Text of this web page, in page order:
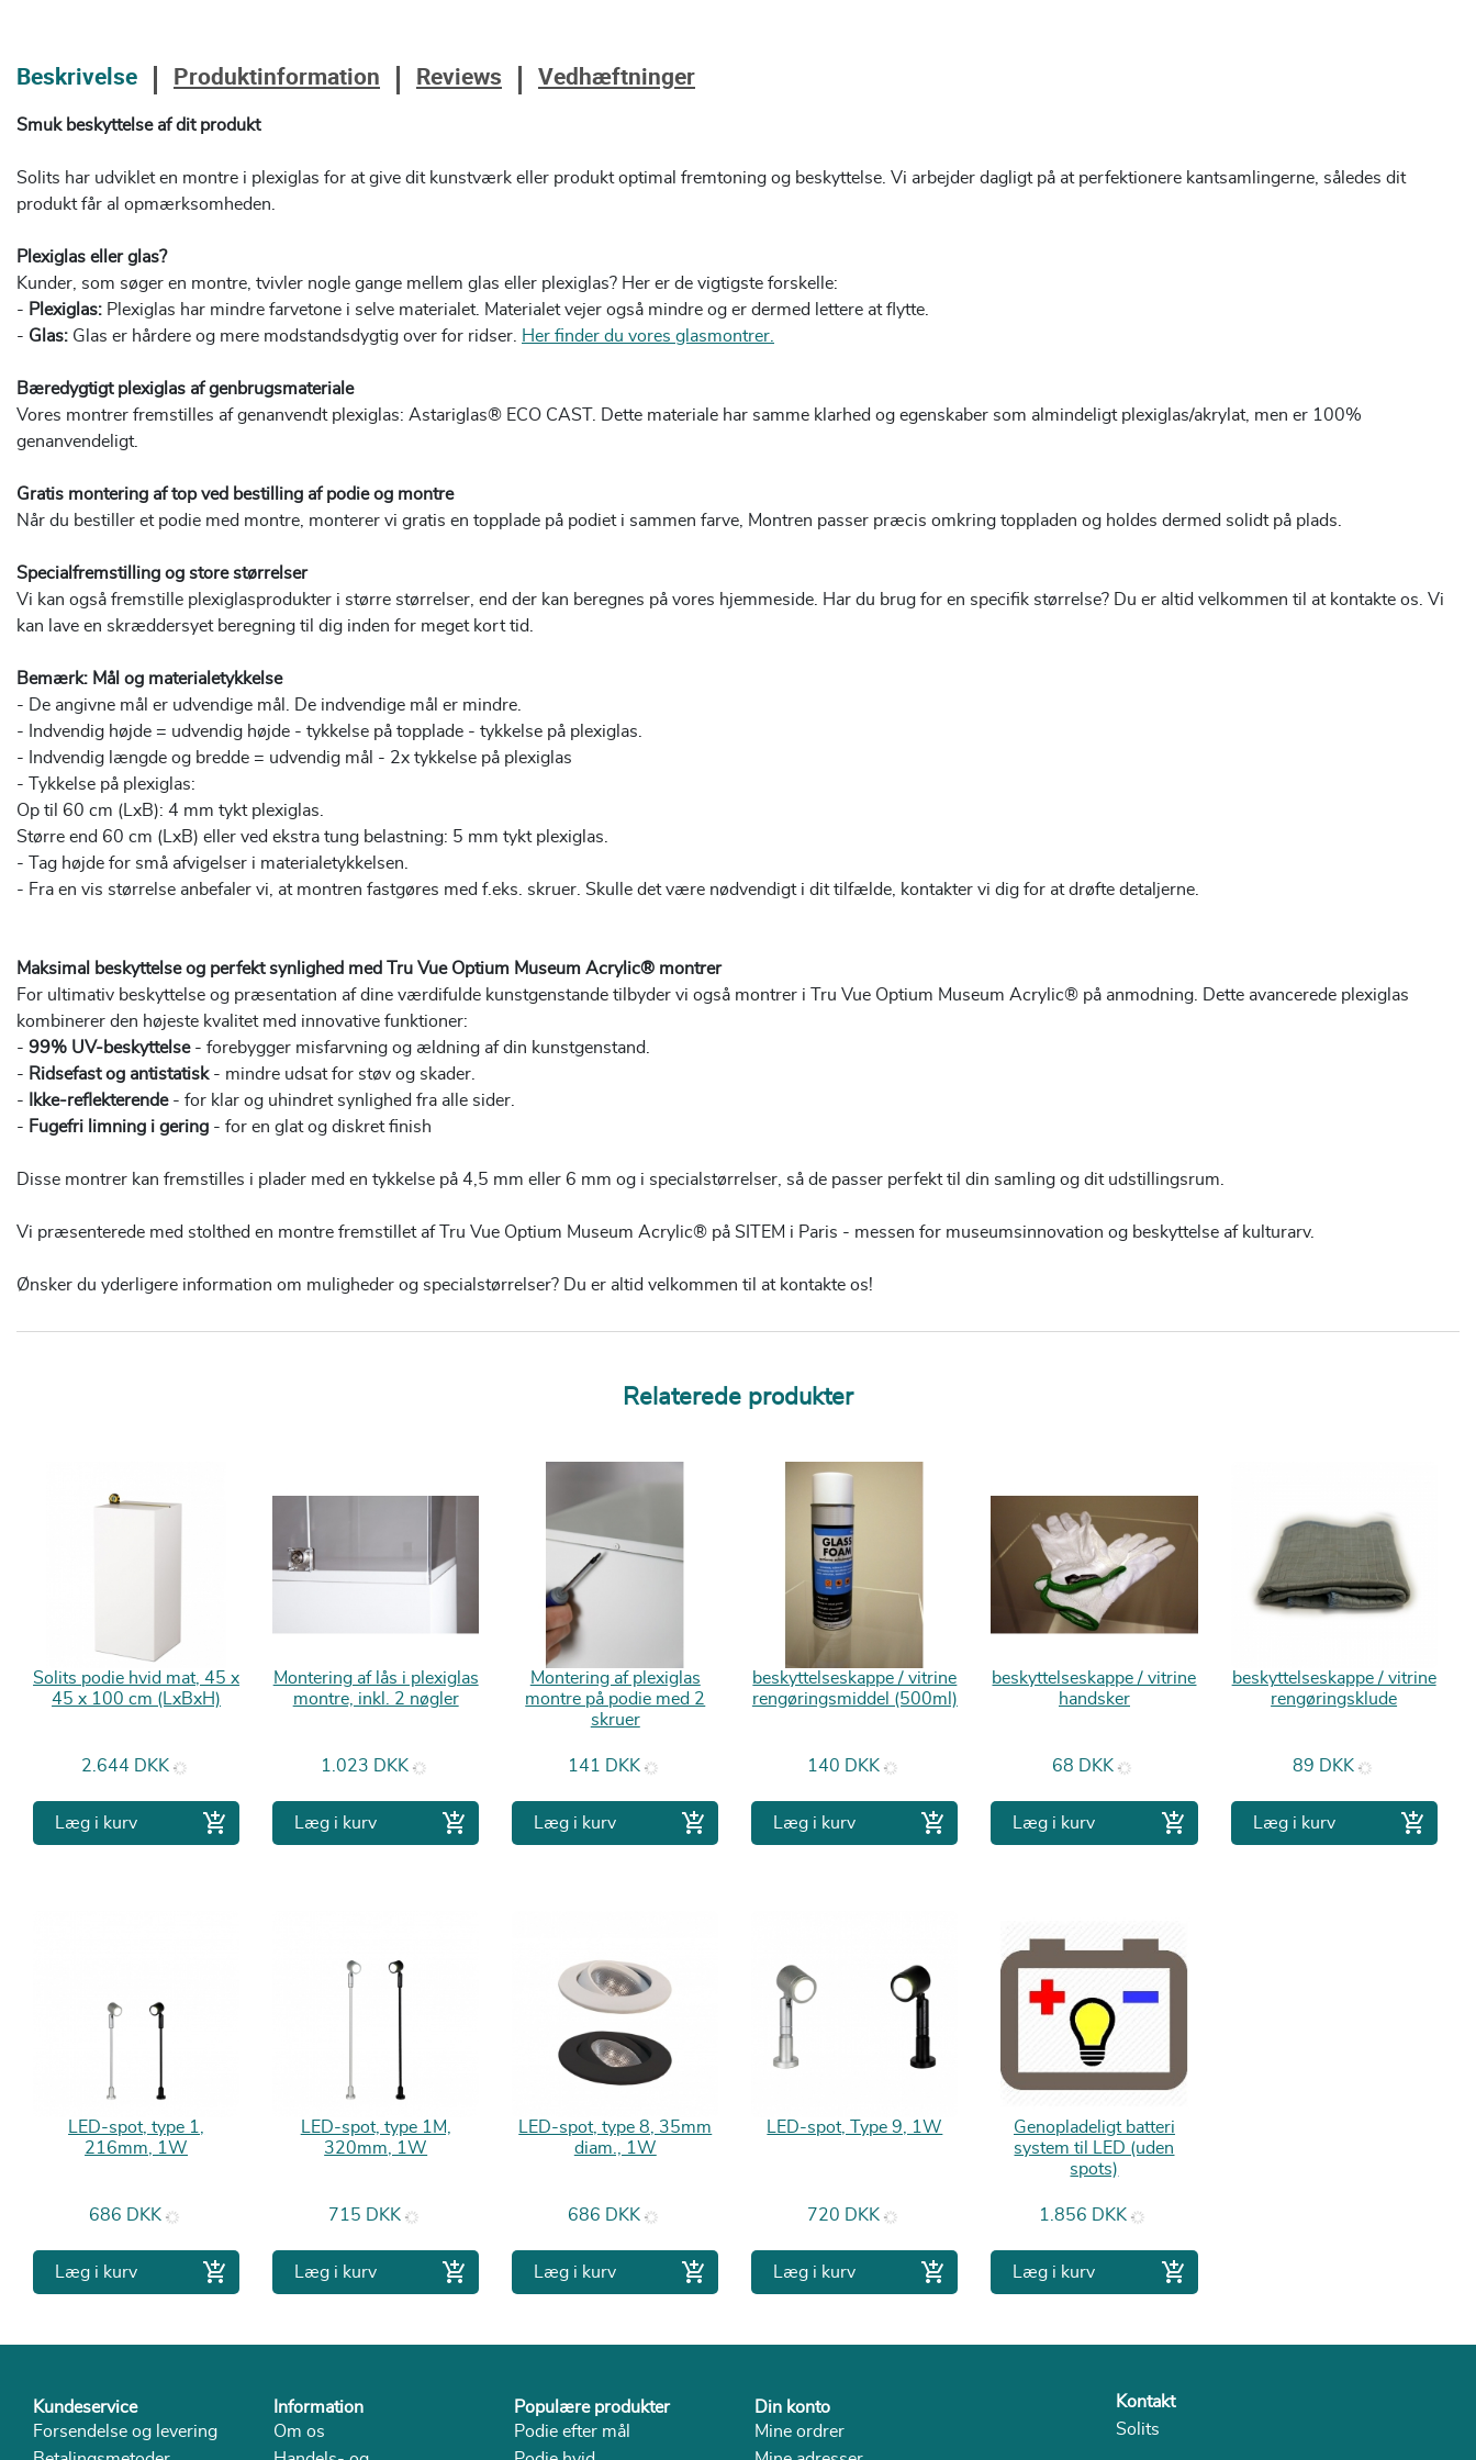
Beskrivelse Produktinformation Reviews Vedhæftninger
Smuk beskyttelse af dit produkt
Solits har udviklet en montre i plexiglas for at give dit kunstværk eller produkt optimal fremtoning og beskyttelse. Vi arbejder dagligt på at perfektionere kantsamlingerne, således dit
produkt får al opmærksomheden.
Plexiglas eller glas?
Kunder, som søger en montre, tvivler nogle gange mellem glas eller plexiglas? Her er de vigtigste forskelle:
- Plexiglas: Plexiglas har mindre farvetone i selve materialet. Materialet vejer også mindre og er dermed lettere at flytte.
- Glas: Glas er hårdere og mere modstandsdygtig over for ridser. Her finder du vores glasmontrer.
Bæredygtigt plexiglas af genbrugsmateriale
Vores montrer fremstilles af genanvendt plexiglas: Astariglas® ECO CAST. Dette materiale har samme klarhed og egenskaber som almindeligt plexiglas/akrylat, men er 100%
genanvendeligt.
Gratis montering af top ved bestilling af podie og montre
Når du bestiller et podie med montre, monterer vi gratis en topplade på podiet i sammen farve, Montren passer præcis omkring toppladen og holdes dermed solidt på plads.
Specialfremstilling og store størrelser
Vi kan også fremstille plexiglasprodukter i større størrelser, end der kan beregnes på vores hjemmeside. Har du brug for en specifik størrelse? Du er altid velkommen til at kontakte os. Vi
kan lave en skræddersyet beregning til dig inden for meget kort tid.
Bemærk: Mål og materialetykkelse
- De angivne mål er udvendige mål. De indvendige mål er mindre.
- Indvendig højde = udvendig højde - tykkelse på topplade - tykkelse på plexiglas.
- Indvendig længde og bredde = udvendig mål - 2x tykkelse på plexiglas
- Tykkelse på plexiglas:
Op til 60 cm (LxB): 4 mm tykt plexiglas.
Større end 60 cm (LxB) eller ved ekstra tung belastning: 5 mm tykt plexiglas.
- Tag højde for små afvigelser i materialetykkelsen.
- Fra en vis størrelse anbefaler vi, at montren fastgøres med f.eks. skruer. Skulle det være nødvendigt i dit tilfælde, kontakter vi dig for at drøfte detaljerne.
Maksimal beskyttelse og perfekt synlighed med Tru Vue Optium Museum Acrylic® montrer
For ultimativ beskyttelse og præsentation af dine værdifulde kunstgenstande tilbyder vi også montrer i Tru Vue Optium Museum Acrylic® på anmodning. Dette avancerede plexiglas
kombinerer den højeste kvalitet med innovative funktioner:
- 99% UV-beskyttelse - forebygger misfarvning og ældning af din kunstgenstand.
- Ridsefast og antistatisk - mindre udsat for støv og skader.
-
Ikke-reflekterende - for klar og uhindret synlighed fra alle sider.
- Fugefri limning i gering - for en glat og diskret finish
Disse montrer kan fremstilles i plader med en tykkelse på 4,5 mm eller 6 mm og i specialstørrelser, så de passer perfekt til din samling og dit udstillingsrum.
Vi præsenterede med stolthed en montre fremstillet af Tru Vue Optium Museum Acrylic® på SITEM i Paris - messen for museumsinnovation og beskyttelse af kulturarv.
Ønsker du yderligere information om muligheder og specialstørrelser? Du er altid velkommen til at kontakte os!
Relaterede produkter
Solits podie hvid mat, 45 x
45 x 100 cm (LxBxH)
Pris
2.644 DKK
Læg i kurv 
Montering af lås i plexiglas
montre, inkl. 2 nøgler
Pris
1.023 DKK
Læg i kurv 
Montering af plexiglas
montre på podie med 2
skruer
Pris
141 DKK
Læg i kurv 
beskyttelseskappe / vitrine
rengøringsmiddel (500ml)
Pris
140 DKK
Læg i kurv 
beskyttelseskappe / vitrine
handsker
Pris
68 DKK
Læg i kurv 
beskyttelseskappe / vitrine
rengøringsklude
Pris
89 DKK
Læg i kurv 
LED-spot, type 1,
216mm, 1W
Pris
686 DKK
Læg i kurv 
LED-spot, type 1M,
320mm, 1W
Pris
715 DKK
Læg i kurv 
LED-spot, type 8, 35mm
diam., 1W
Pris
686 DKK
Læg i kurv 
LED-spot, Type 9, 1W
Pris
720 DKK
Læg i kurv 
Genopladeligt batteri
system til LED (uden
spots)
Pris
1.856 DKK
Læg i kurv 
Kundeservice
Forsendelse og levering
Information
Om os
Populære produkter
Podie efter mål
Din konto
Mine ordrer
Kontakt
Solits